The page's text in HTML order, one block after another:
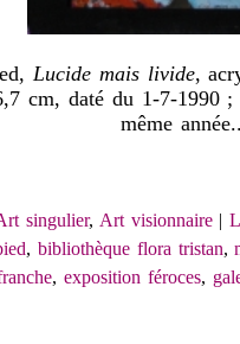
Lucide mais livide,
cm, daté du 1-7-1990
même
singulier, Art visionnaire|
, bibliothèque flora tristan,
,exposition féroces,